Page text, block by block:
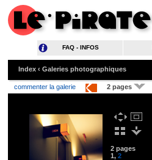
FAQ - INFOS
Index ‹ Galeries photographiques
commenter la galerie 2 pages
2 pages
1, 2